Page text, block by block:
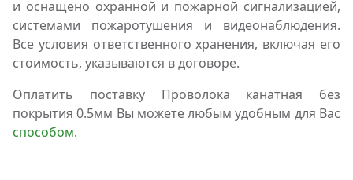
и оснащено охранной и пожарной сигнализацией,
системами пожаротушения и видеонаблюдения.
Все условия ответственного хранения, включая его
стоимость, указываются в договоре.
Оплатить поставку Проволока канатная без
покрытия 0.5мм Вы можете любым удобным для Вас
способом.